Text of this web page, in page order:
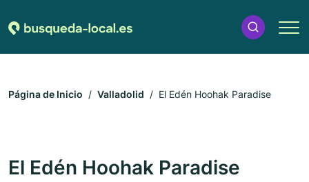
Página de Inicio Valladolid El Edén Hoohak Paradise
El Edén Hoohak Paradise